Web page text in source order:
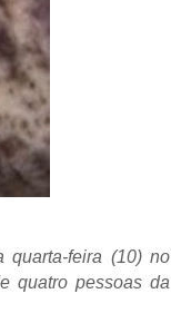
quarta-feira (10) no
quatro pessoas da